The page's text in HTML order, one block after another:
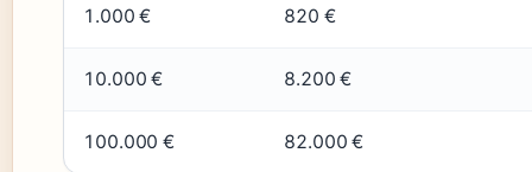
1.000 € 820 €
10.000 € 8.200 €
100.000 € 82.000 €